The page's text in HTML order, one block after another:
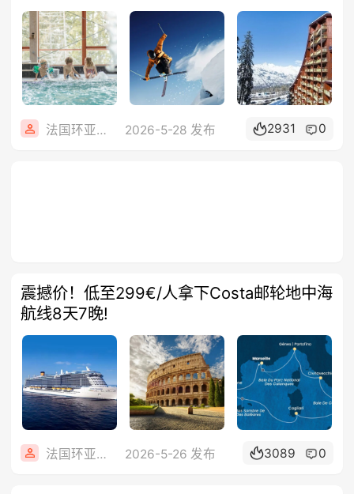
法国环亚旅游 2026-5-28 发布 2931 0
震撼价！低至299€/人拿下Costa邮轮地中海
航线8天7晚!
法国环亚旅游 2026-5-26 发布 3089 0